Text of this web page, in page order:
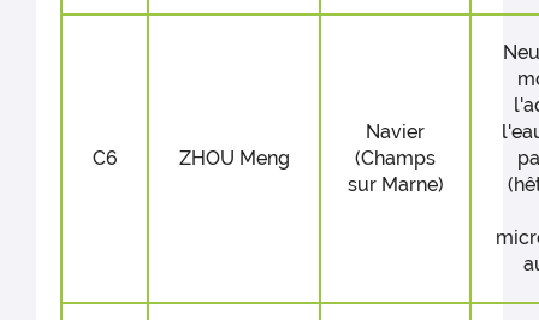
C6 ZHOU Meng
Navier
(Champs
sur Marne)